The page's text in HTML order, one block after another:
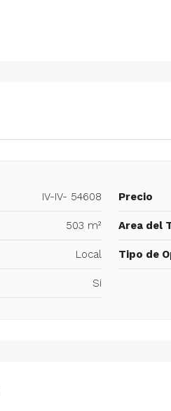
IV-IV- 54608 Precio
503 m² Area del
Local Tipo de
Si